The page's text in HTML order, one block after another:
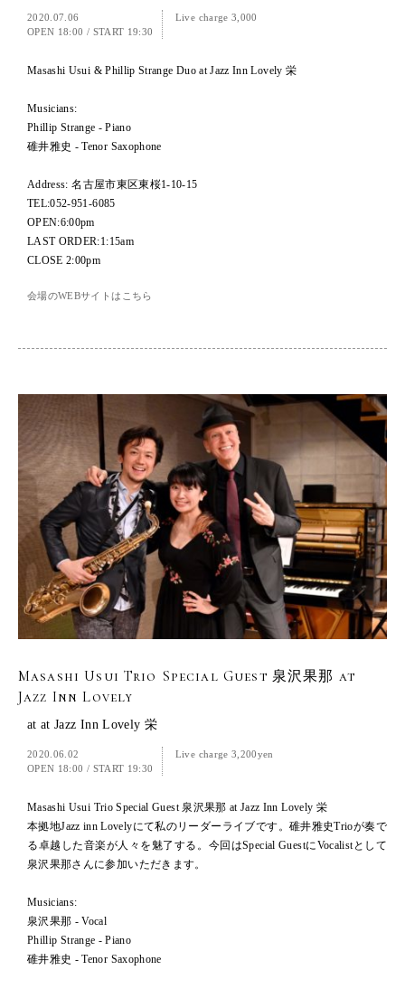
2020.07.06
OPEN 18:00 / START 19:30
Live charge 3,000
Masashi Usui & Phillip Strange Duo at Jazz Inn Lovely 栄
Musicians:
Phillip Strange - Piano
碓井雅史 - Tenor Saxophone
Address: 名古屋市東区東桜1-10-15
TEL:052-951-6085
OPEN:6:00pm
LAST ORDER:1:15am
CLOSE 2:00pm
会場のWEBサイトはこちら
Masashi Usui Trio Special Guest 泉沢果那 at
Jazz Inn Lovely
at at Jazz Inn Lovely 栄
2020.06.02
OPEN 18:00 / START 19:30
Live charge 3,200yen
Masashi Usui Trio Special Guest 泉沢果那 at Jazz Inn Lovely 栄
本拠地Jazz inn Lovelyにて私のリーダーライブです。碓井雅史Trioが奏で
る卓越した音楽が人々を魅了する。今回はSpecial GuestにVocalistとして
泉沢果那さんに参加いただきます。
Musicians:
泉沢果那 - Vocal
Phillip Strange - Piano
碓井雅史 - Tenor Saxophone